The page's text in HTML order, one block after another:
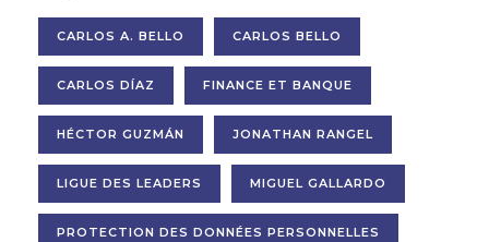
CARLOS A. BELLO CARLOS BELLO
CARLOS DÍAZ FINANCE ET BANQUE
HÉCTOR GUZMÁN JONATHAN RANGEL
LIGUE DES LEADERS MIGUEL GALLARDO
PROTECTION DES DONNÉES PERSONNELLES